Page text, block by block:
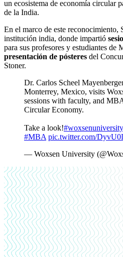
un ecosistema de economía circular
de la India.
En el marco de este reconocimiento,
institución india, donde impartió
para sus profesores y estudiantes de
presentación de pósteres del
Stoner.
Dr. Carlos Scheel
Monterrey, Mexico, visits
sessions with faculty, and
Circular Economy.
Take a look!#woxsenuniversity
#MBA pic.twitter.com/
— Woxsen University